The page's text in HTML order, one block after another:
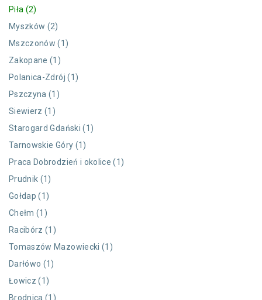
Piła (2)
Myszków (2)
Mszczonów (1)
Zakopane (1)
Polanica-Zdrój (1)
Pszczyna (1)
Siewierz (1)
Starogard Gdański (1)
Tarnowskie Góry (1)
Praca Dobrodzień i okolice (1)
Prudnik (1)
Gołdap (1)
Chełm (1)
Racibórz (1)
Tomaszów Mazowiecki (1)
Darłówo (1)
Łowicz (1)
Brodnica (1)